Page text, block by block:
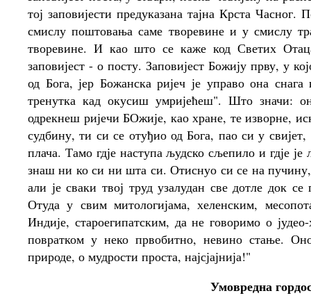
тој заповијести предуказана тајна Крста
смислу поштовања саме творевине и у смислу
творевине. И као што се каже код Светих
заповијест - о посту. Заповијест Божију прву, у
од Бога, јер Божанска ријеч је управо она
тренутка кад окусиш умријећеш". Што значи:
одрекнеш ријечи БОжије, као хране, те изворне,
судбину, ти си се отуђио од Бога, пао си у
плача. Тамо гдје наступа људско сљепило и гдје
знаш ни ко си ни шта си. Отиснуо си се на
али је сваки твој труд узалудан све дотле док
Отуда у свим митологијама, хеленским,
Индије, староегипатским, да не говоримо о
повратком у неко првобитно, невино стање.
природе, о мудрости проста, најсјајнија!"
Умовредна